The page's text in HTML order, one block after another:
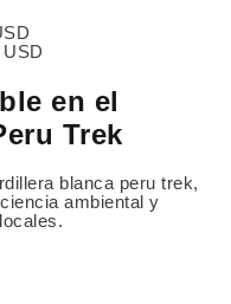
en el
Trek
blanca peru trek,
ambiental y